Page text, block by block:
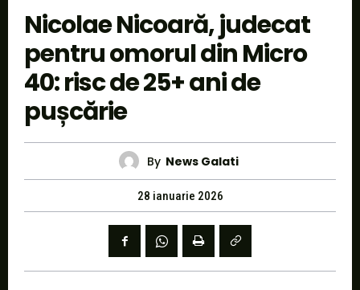
Nicolae Nicoară, judecat
pentru omorul din Micro
40: risc de 25+ ani de
pușcărie
By News Galati
28 ianuarie 2026